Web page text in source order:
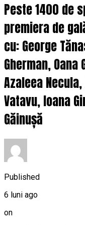
Peste 1400 de
premiera de
cu: George
Gherman,
Azaleea
Vatavu, Ioana
Găinușă
Published
6 luni ago
on